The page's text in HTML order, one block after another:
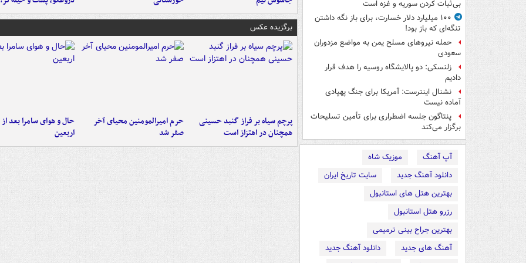
بی‌ثبات کردن سوریه و غزه است
۱۰۰ میلیارد دلار خسارت، برای باز نگه داشتن
تنگه‌ای که باز بود!
حمله نیروهای مسلح یمن به مواضع مزدوران
سعودی
زلنسکی: دو پالایشگاه روسیه را هدف قرار
دادیم
نشنال اینترست: آمریکا برای جنگ پهپادی
آماده نیست
پنتاگون جلسه اضطراری برای تأمین تسلیحات
برگزار می‌کند
آپ آهنگ
موزیک شاه
دانلود آهنگ جدید
سایت تاریخ ایران
بهترین هتل های استانبول
رزرو هتل استانبول
بهترین جراح بینی ترمیمی
آهنگ های جدید
دانلود آهنگ جدید
برگزیده عکس
پرچم سیاه بر فراز گنبد حسینی
همچنان در اهتزاز است
حرم امیرالمومنین محیای آخر
صفر شد
حال و هوای سامرا بعد از
اربعین